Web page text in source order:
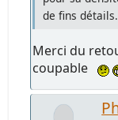
de fins détails.
Merci du
coupable